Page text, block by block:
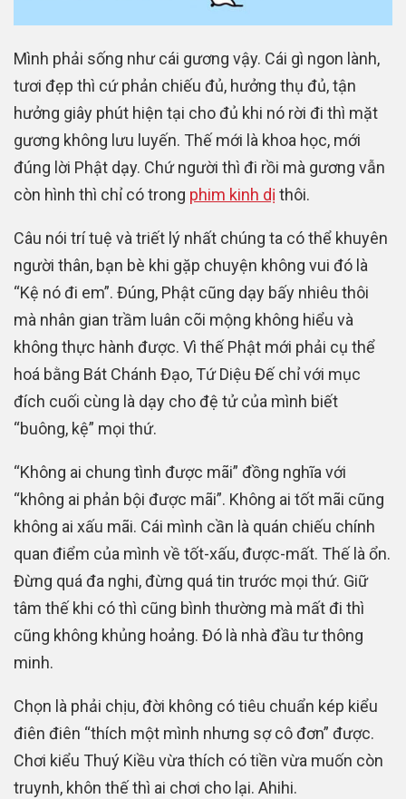
Mình phải sống như cái gương vậy. Cái gì ngon lành,
tươi đẹp thì cứ phản chiếu đủ, hưởng thụ đủ, tận
hưởng giây phút hiện tại cho đủ khi nó rời đi thì mặt
gương không lưu luyến. Thế mới là khoa học, mới
đúng lời Phật dạy. Chứ người thì đi rồi mà gương vẫn
còn hình thì chỉ có trong phim kinh dị thôi.
Câu nói trí tuệ và triết lý nhất chúng ta có thể khuyên
người thân, bạn bè khi gặp chuyện không vui đó là
“Kệ nó đi em”. Đúng, Phật cũng dạy bấy nhiêu thôi
mà nhân gian trầm luân cõi mộng không hiểu và
không thực hành được. Vì thế Phật mới phải cụ thể
hoá bằng Bát Chánh Đạo, Tứ Diệu Đế chỉ với mục
đích cuối cùng là dạy cho đệ tử của mình biết
“buông, kệ” mọi thứ.
“Không ai chung tình được mãi” đồng nghĩa với
“không ai phản bội được mãi”. Không ai tốt mãi cũng
không ai xấu mãi. Cái mình cần là quán chiếu chính
quan điểm của mình về tốt-xấu, được-mất. Thế là ổn.
Đừng quá đa nghi, đừng quá tin trước mọi thứ. Giữ
tâm thế khi có thì cũng bình thường mà mất đi thì
cũng không khủng hoảng. Đó là nhà đầu tư thông
minh.
Chọn là phải chịu, đời không có tiêu chuẩn kép kiểu
điên điên “thích một mình nhưng sợ cô đơn” được.
Chơi kiểu Thuý Kiều vừa thích có tiền vừa muốn còn
truynh, khôn thế thì ai chơi cho lại. Ahihi.